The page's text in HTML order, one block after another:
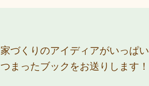
家づくりのアイディアがいっぱい
つまったブックをお送りします！